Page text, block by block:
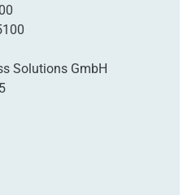
Solutions GmbH